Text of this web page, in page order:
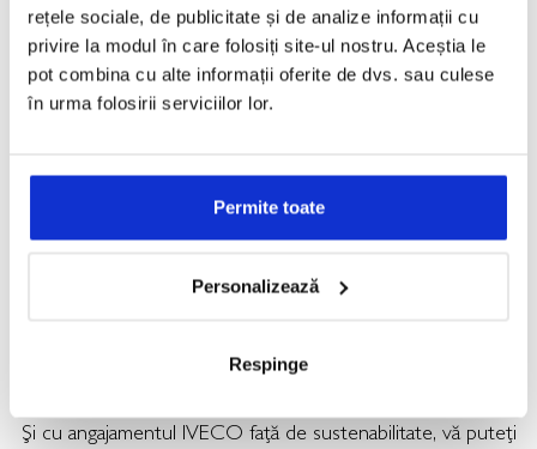
rețele sociale, de publicitate și de analize informații cu
privire la modul în care folosiți site-ul nostru. Aceștia le
pot combina cu alte informații oferite de dvs. sau culese
în urma folosirii serviciilor lor.
Permite toate
Personalizează
Respinge
sustenabilitate
Și cu angajamentul IVECO față de sustenabilitate, vă puteți